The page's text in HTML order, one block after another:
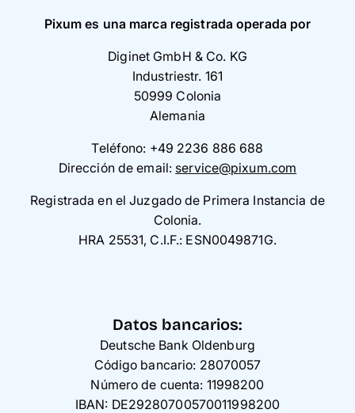
Pixum es una marca registrada operada por
Diginet GmbH & Co. KG
Industriestr. 161
50999 Colonia
Alemania
Teléfono: +49 2236 886 688
Dirección de email: service@pixum.com
Registrada en el Juzgado de Primera Instancia de
Colonia.
HRA 25531, C.I.F.: ESN0049871G.
Datos bancarios:
Deutsche Bank Oldenburg
Código bancario: 28070057
Número de cuenta: 11998200
IBAN: DE29280700570011998200